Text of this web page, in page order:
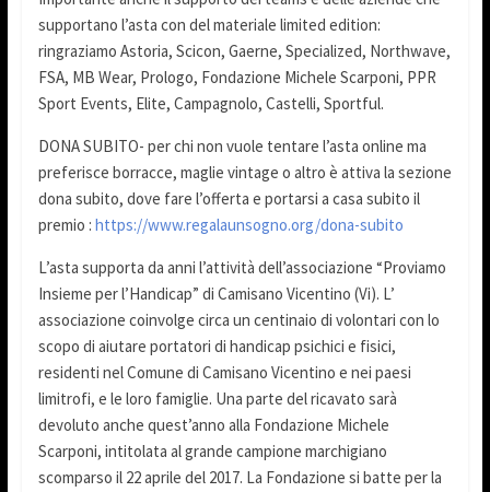
supportano l’asta con del materiale limited edition:
ringraziamo Astoria, Scicon, Gaerne, Specialized, Northwave,
FSA, MB Wear, Prologo, Fondazione Michele Scarponi, PPR
Sport Events, Elite, Campagnolo, Castelli, Sportful.
DONA SUBITO- per chi non vuole tentare l’asta online ma
preferisce borracce, maglie vintage o altro è attiva la sezione
dona subito, dove fare l’offerta e portarsi a casa subito il
premio : https://www.regalaunsogno.org/dona-subito
L’asta supporta da anni l’attività dell’associazione “Proviamo
Insieme per l’Handicap” di Camisano Vicentino (Vi). L’
associazione coinvolge circa un centinaio di volontari con lo
scopo di aiutare portatori di handicap psichici e fisici,
residenti nel Comune di Camisano Vicentino e nei paesi
limitrofi, e le loro famiglie. Una parte del ricavato sarà
devoluto anche quest’anno alla Fondazione Michele
Scarponi, intitolata al grande campione marchigiano
scomparso il 22 aprile del 2017. La Fondazione si batte per la